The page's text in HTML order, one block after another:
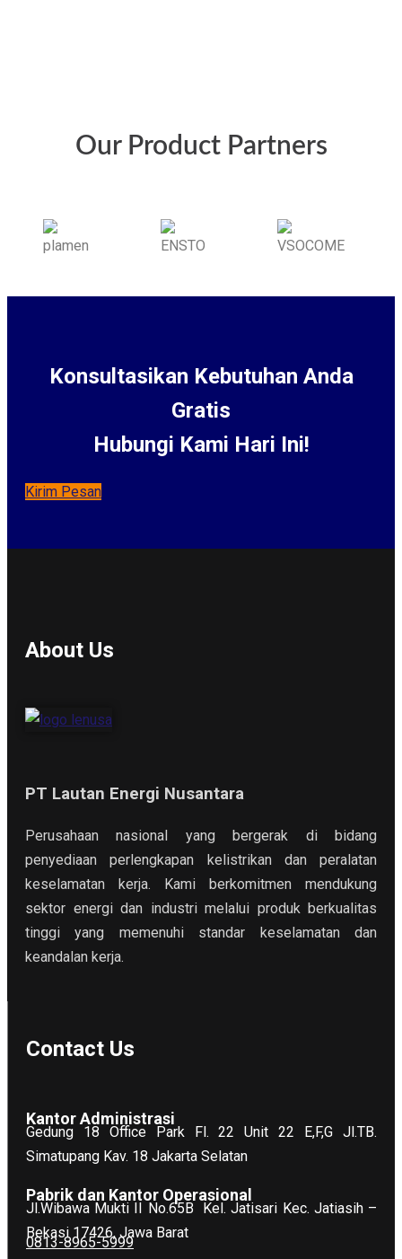
Our Product Partners
Konsultasikan Kebutuhan Anda
Gratis
Hubungi Kami Hari Ini!
Kirim Pesan
About Us
PT Lautan Energi Nusantara
Perusahaan nasional yang bergerak di bidang
penyediaan perlengkapan kelistrikan dan peralatan
keselamatan kerja. Kami berkomitmen mendukung
sektor energi dan industri melalui produk berkualitas
tinggi yang memenuhi standar keselamatan dan
keandalan kerja.
Contact Us
Kantor Administrasi
Gedung 18 Office Park Fl. 22 Unit 22 E,F,G Jl.TB.
Simatupang Kav. 18 Jakarta Selatan
Pabrik dan Kantor Operasional
Jl.Wibawa Mukti II No.65B
Kel. Jatisari Kec. Jatiasih –
Bekasi 17426, Jawa Barat
0813-8965-5999